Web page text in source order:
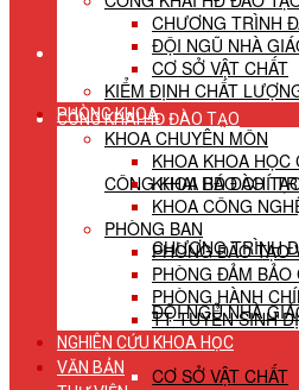
TUYỂN SINH
CÔNG KHAI HĐ ĐÀO TẠO
CÔNG KHAI HĐ ĐÀO
CHƯƠNG TRÌNH
ĐỘI NGŨ NHÀ
CƠ SỞ VẬT CHẤT
CHƯƠNG TRÌNH
ĐỘI NGŨ NHÀ
CƠ SỞ VẬT CHẤT
KIỂM ĐỊNH CHẤT
PHÒNG KHOA
KHOA CHUYÊN MÔN
KHOA KHOA HỌC
KHOA BÁO CHÍ
KHOA CÔNG
PHÒNG BAN
PHÒNG ĐÀO TẠO
PHÒNG ĐẢM BẢO
PHÒNG HÀNH
TT TUYỂN SINH
NGHIÊN CỨU KHOA HỌC
VĂN BẢN